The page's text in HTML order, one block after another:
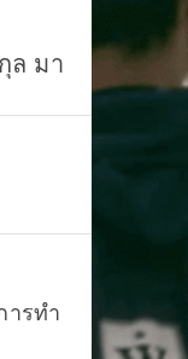
ล มา
ารทำ